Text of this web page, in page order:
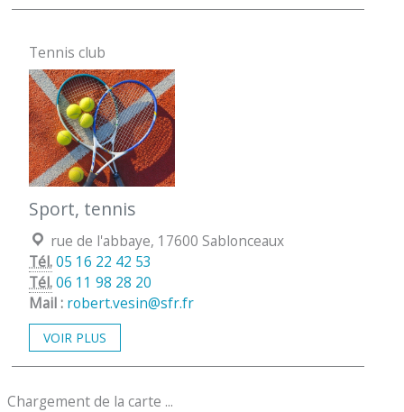
Tennis club
Sport, tennis
Localisation :
rue de l'abbaye, 17600 Sablonceaux
Tél.05 16 22 42 53
Tél.06 11 98 28 20
Mail : robert.vesin@sfr.fr
VOIR PLUS
Chargement de la carte ...